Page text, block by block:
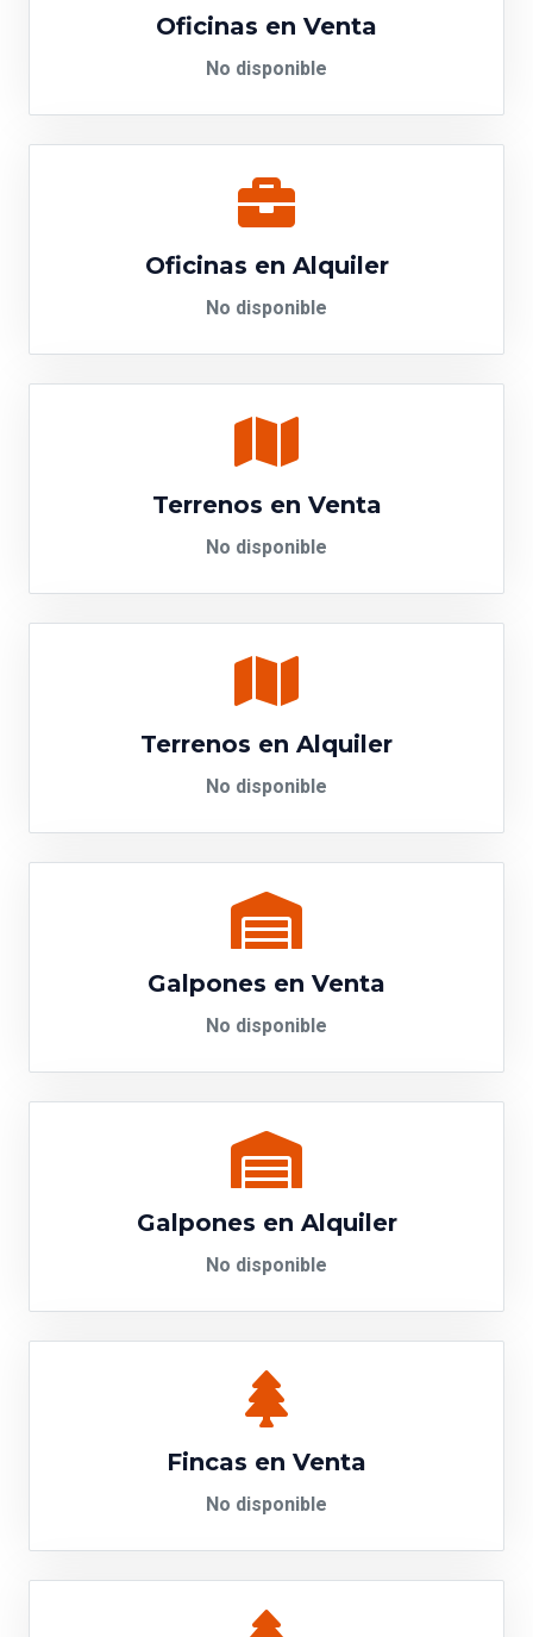
Oficinas en Venta
No disponible
Oficinas en Alquiler
No disponible
Terrenos en Venta
No disponible
Terrenos en Alquiler
No disponible
Galpones en Venta
No disponible
Galpones en Alquiler
No disponible
Fincas en Venta
No disponible